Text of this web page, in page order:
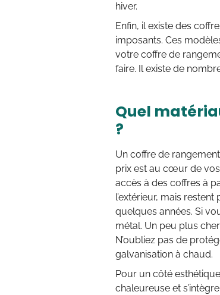
hiver.
Enfin, il existe des
imposants. Ces
votre coffre de
faire. Il existe de
Quel
?
Un coffre de
prix est au cœur de vos
accès à des coffres à
l’extérieur, mais
quelques années. Si
métal. Un peu plus
N’oubliez pas de
galvanisation à chaud.
Pour un côté
chaleureuse et